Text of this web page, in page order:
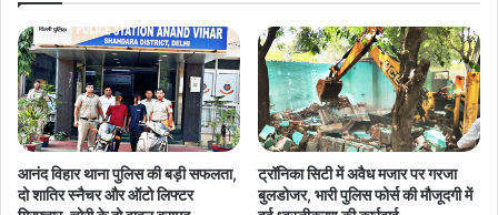
आनंद विहार थाना पुलिस की बड़ी सफलता,
दो शातिर स्नैचर और ऑटो लिफ्टर
ट्रॉनिका सिटी में अवैध मजार पर गरजा
बुलडोजर, भारी पुलिस फोर्स की मौजूदगी में